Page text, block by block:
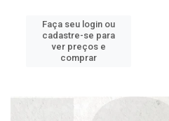
Faça seu login ou
cadastre-se para
ver preços e
comprar